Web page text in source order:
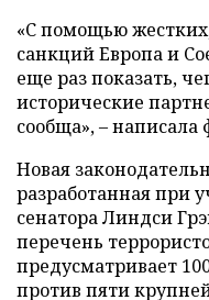
«С помощью
санкций Европа и
еще раз показать,
исторические
сообща», – написала
Новая
разработанная при
сенатора Линдси
перечень
предусматривает
против пяти